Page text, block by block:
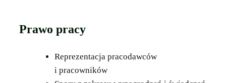
Prawo pracy
Reprezentacja pracodawców
i pracowników